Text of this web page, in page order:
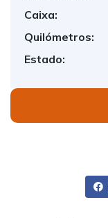
Caixa:
Quilómetros:
Estado: